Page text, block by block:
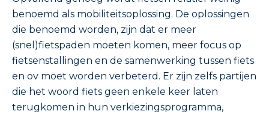
benoemd als mobiliteitsoplossing. De oplossingen
die benoemd worden, zijn dat er meer
(snel)fietspaden moeten komen, meer focus op
fietsenstallingen en de samenwerking tussen fiets
en ov moet worden verbeterd. Er zijn zelfs partijen
die het woord fiets geen enkele keer laten
terugkomen in hun verkiezingsprogramma,